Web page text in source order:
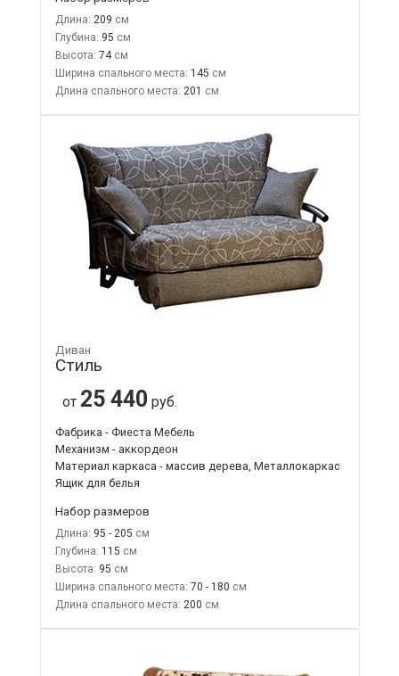
Длина: 209
Глубина: 95
Высота: 74
Ширина спального места: 145
Длина спального места: 201
Диван
Стиль
от 25 440 руб.
Фабрика - Фиеста Мебель
Механизм - аккордеон
Материал каркаса - массив дерева, Металлокаркас
Ящик для белья
Набор размеров
Длина: 95 - 205
Глубина: 115
Высота: 95
Ширина спального места: 70 - 180
Длина спального места: 200